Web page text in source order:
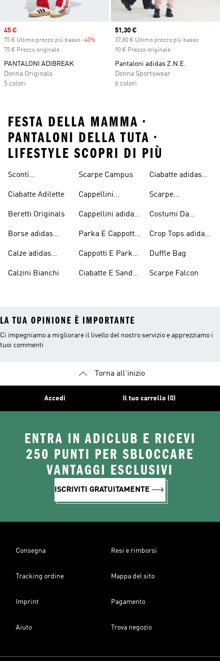
Sale price
45 €
75 € Ultimo prezzo più basso -40% Discount
75 € Prezzo originale
PANTALONI ADIBREAK
Donna Originals
5 colori
Current price
51,30 €
37,80 € Ultimo prezzo più basso
90 € Prezzo originale
Pantaloni adidas Z.N.E.
Donna Sportswear
6 colori
FESTA DELLA MAMMA •
PANTALONI DELLA TUTA •
LIFESTYLE SCOPRI DI PIÙ
Sconti
adidas Originals
Ciabatte Adilette
Beretti Originals
Borse adidas
Calze adidas
Calzini Bianchi
Scarpe Campus
Cappellini
Cappellini adidas
Parka E Cappotti
Cappotti E Parkas
Ciabatte E Sandali
Ciabatte adidas
Scarpe
Costumi Da
Crop Tops adidas
Duffle Bag
Scarpe Falcon
LA TUA OPINIONE È IMPORTANTE
Ci impegniamo a migliorare il livello del nostro servizio e apprezziamo i
tuoi commenti
Torna all'inizio
Accedi Il tuo carrello (0)
ENTRA IN ADICLUB E RICEVI
250 PUNTI PER SBLOCCARE
VANTAGGI ESCLUSIVI
ISCRIVITI GRATUITAMENTE
Consegna Resi e rimborsi
Tracking ordine Mappa del sito
Imprint Pagamento
Aiuto Trova negozio